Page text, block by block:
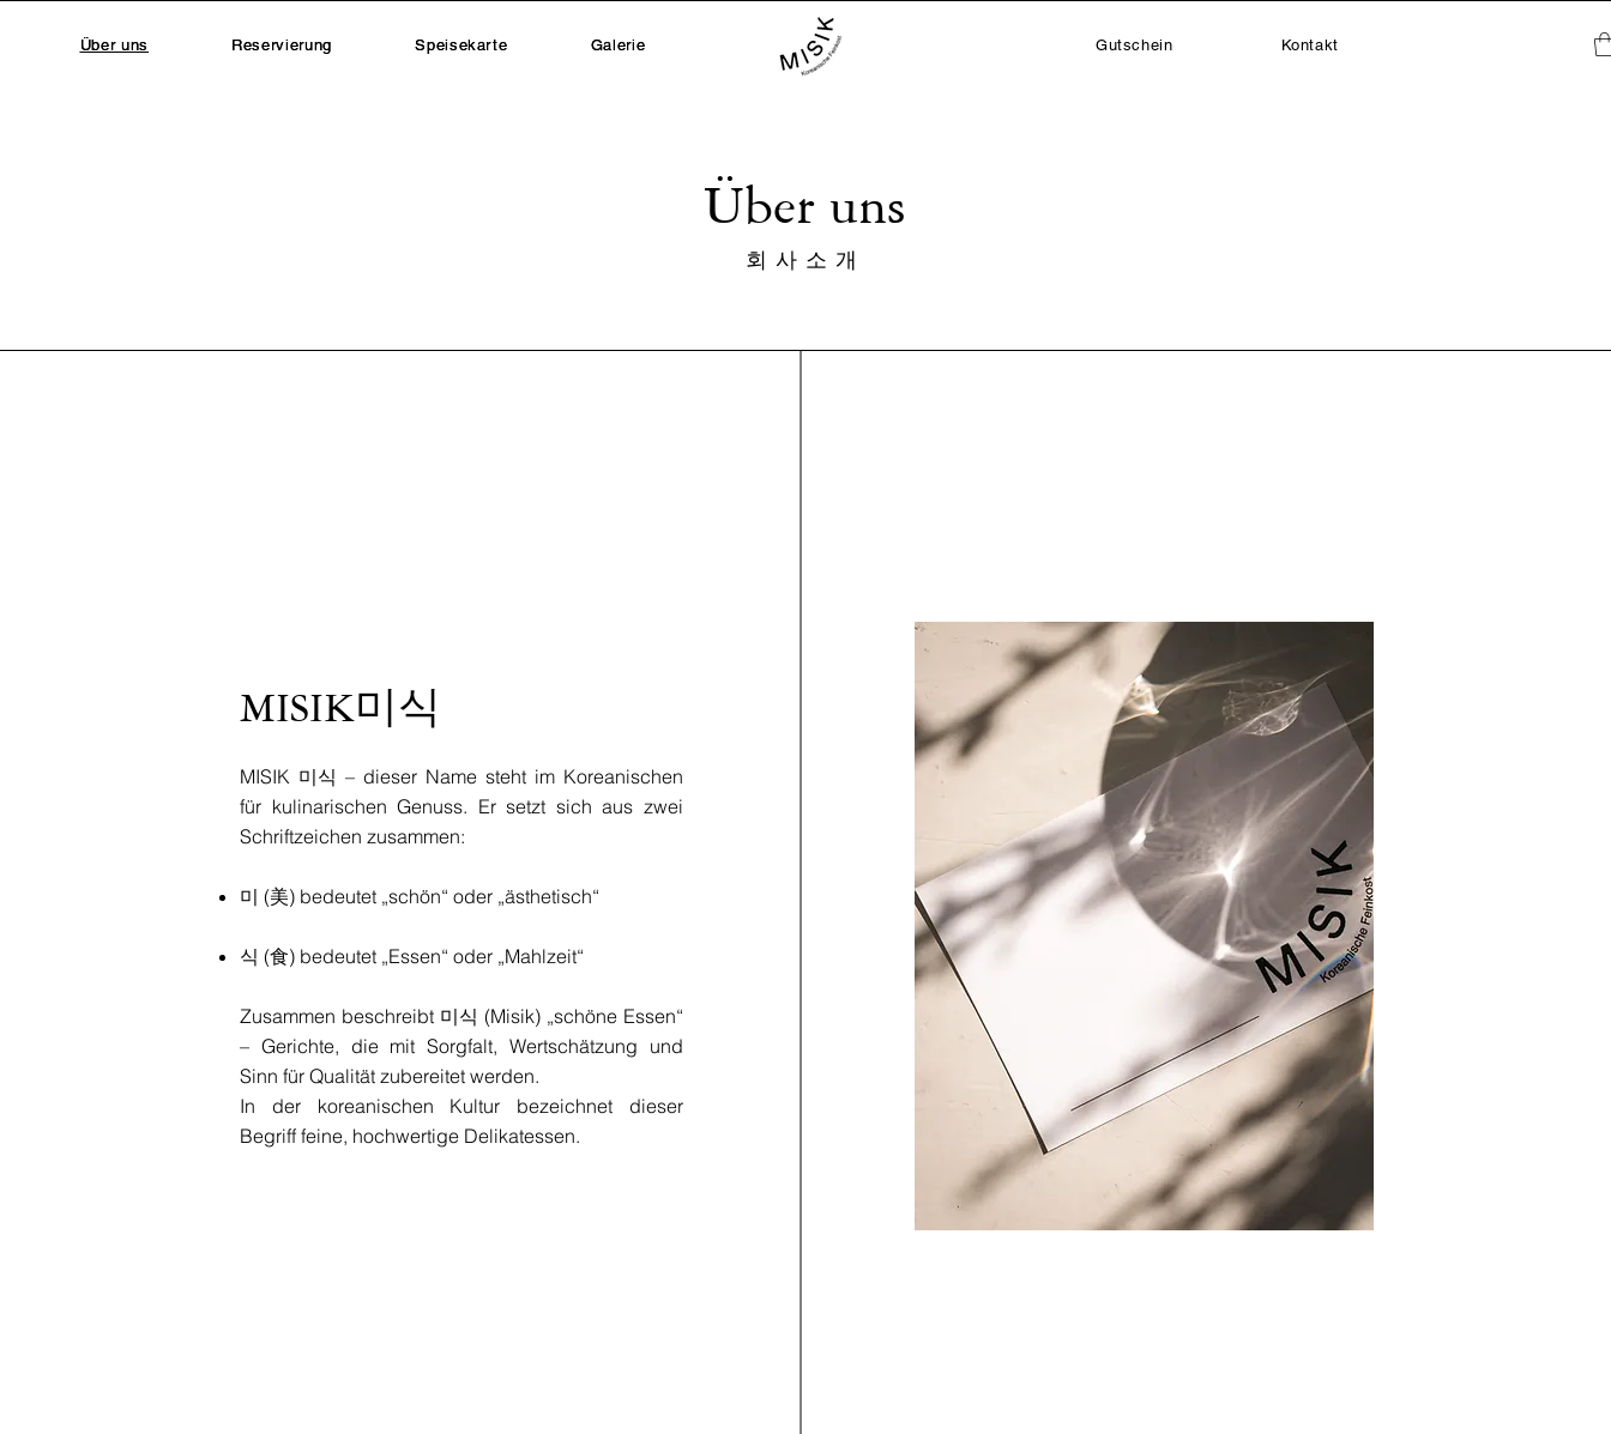
Über uns Reservierung Speisekarte Galerie Gutschein Kontakt
Über uns
회사소개
MISIK미식
MISIK 미식 – dieser Name steht im Koreanischen
für kulinarischen Genuss. Er setzt sich aus zwei
Schriftzeichen zusammen:
미 (美) bedeutet „schön“ oder „ästhetisch“
식 (食) bedeutet „Essen“ oder „Mahlzeit“
Zusammen beschreibt 미식 (Misik) „schöne Essen“
– Gerichte, die mit Sorgfalt, Wertschätzung und
Sinn für Qualität zubereitet werden.
In der koreanischen Kultur bezeichnet dieser
Begriff feine, hochwertige Delikatessen.